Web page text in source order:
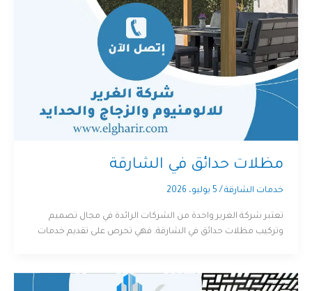
مظلات حدائق في الشارقة
خدمات الشارقة/ 5 يوليو، 2026
تعتبر شركة الغرير واحدة من الشركات الرائدة في مجال تصميم
وتركيب مظلات حدائق في الشارقة. فهي تحرص على تقديم خدمات